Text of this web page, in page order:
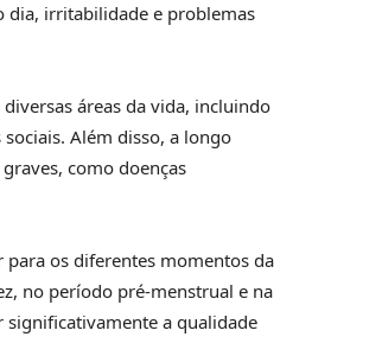
dia, irritabilidade e problemas
áreas da vida, incluindo
Além disso, a longo
como doenças
os diferentes momentos da
no período pré-menstrual e na
significativamente a qualidade